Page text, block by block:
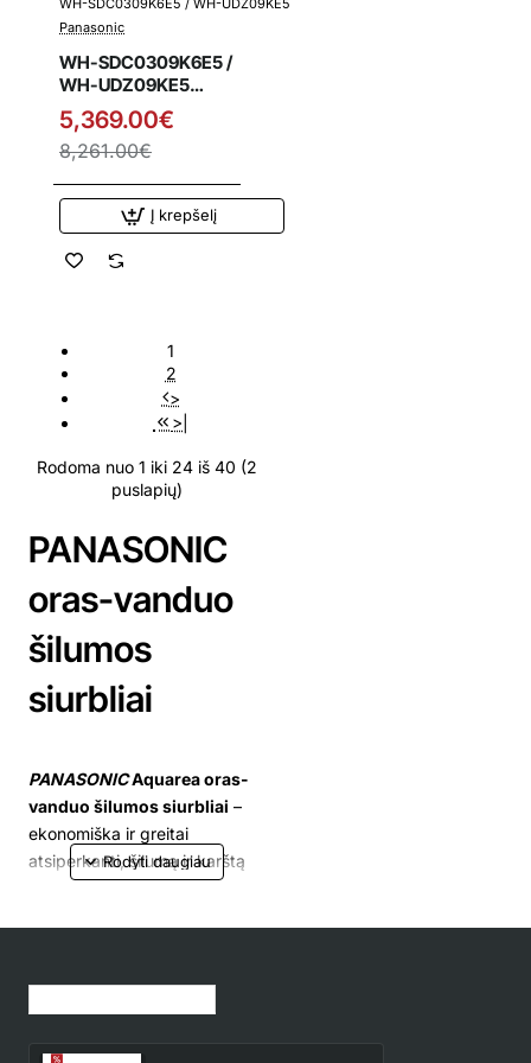
PANASONIC
oras-vanduo
šilumos
siurbliai
PANASONICAquarea oras-
vanduo šilumos siurbliai –
ekonomiška ir greitai
atsiperkanti, šilumą ir karštą
Išpardavimas
Panasonic
WH-SDC0309K6E5 /
WH-UDZ09KE5
Panasonic Bi-Bloc
vienfazis K kartos
9.0 kW oras-vanduo
5,369.00€
8,261.00€
Į krepšelį
1
2
>
>|
Rodoma nuo 1 iki 24 iš 40 (2
puslapių)